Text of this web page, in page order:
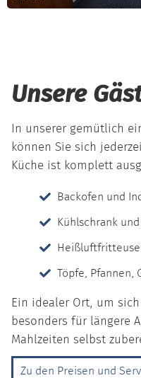
Unsere
In unserer gemütlich
können Sie sich
Küche ist komplett
Backofen und
Kühlschrank
Heißluftfritteuse
Töpfe, Pfannen,
Ein idealer Ort, um
besonders für längere
Mahlzeiten selbst
Zu den Preisen und